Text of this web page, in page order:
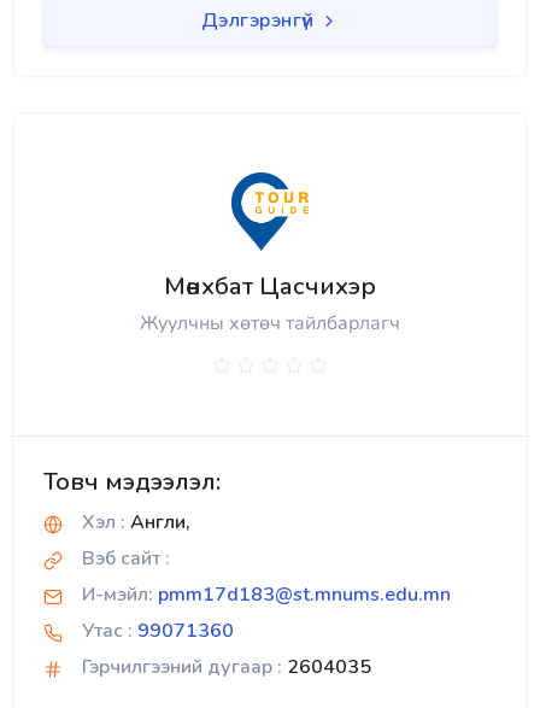
Дэлгэрэнгүй
Мөнхбат Цасчихэр
Жуулчны хөтөч тайлбарлагч
Товч мэдээлэл:
Хэл : Англи,
Вэб сайт :
И-мэйл: pmm17d183@st.mnums.edu.mn
Утас : 99071360
Гэрчилгээний дугаар : 2604035